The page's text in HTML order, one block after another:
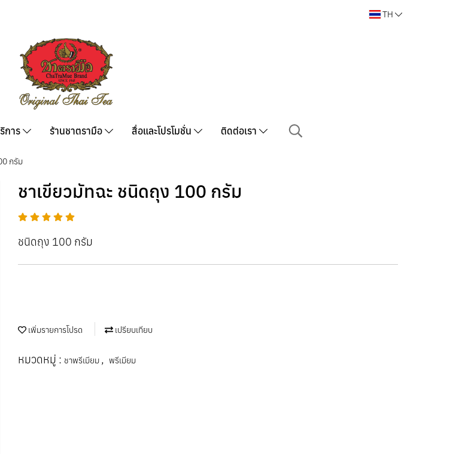
TH
การ ร้านชาตรามือ สื่อและโปรโมชั่น ติดต่อเรา
กรัม
ชาเขียวมัทฉะ ชนิดถุง 100 กรัม
ชนิดถุง 100 กรัม
เพิ่มรายการโปรด เปรียบเทียบ
หมวดหมู่ : ชาพรีเมียม , พรีเมียม